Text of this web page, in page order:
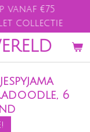
vanaf €75
collectie
6